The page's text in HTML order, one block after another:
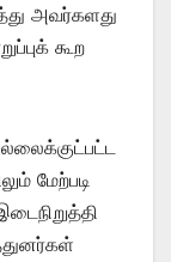
அவர்களது
கூற
மேற்படி